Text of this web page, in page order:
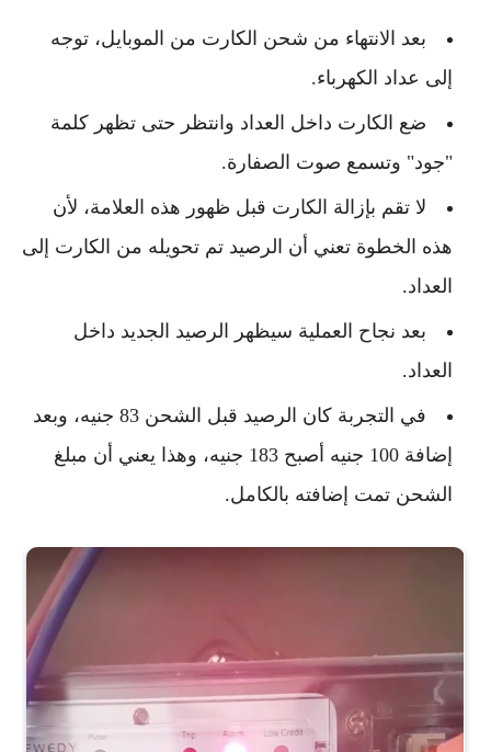
بعد الانتهاء من شحن الكارت من الموبايل، توجه
إلى عداد الكهرباء.
ضع الكارت داخل العداد وانتظر حتى تظهر كلمة
"جود" وتسمع صوت الصفارة.
لا تقم بإزالة الكارت قبل ظهور هذه العلامة، لأن
هذه الخطوة تعني أن الرصيد تم تحويله من الكارت إلى
العداد.
بعد نجاح العملية سيظهر الرصيد الجديد داخل
العداد.
في التجربة كان الرصيد قبل الشحن 83 جنيه، وبعد
إضافة 100 جنيه أصبح 183 جنيه، وهذا يعني أن مبلغ
الشحن تمت إضافته بالكامل.